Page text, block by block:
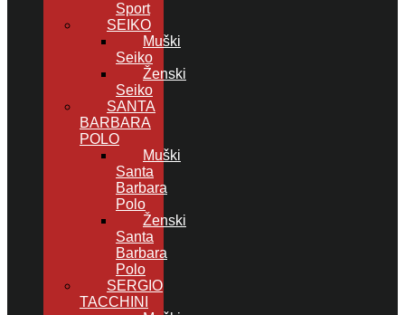
Sport
SEIKO
Muški
Seiko
Ženski
Seiko
SANTA
BARBARA
POLO
Muški
Santa
Barbara
Polo
Ženski
Santa
Barbara
Polo
SERGIO
TACCHINI